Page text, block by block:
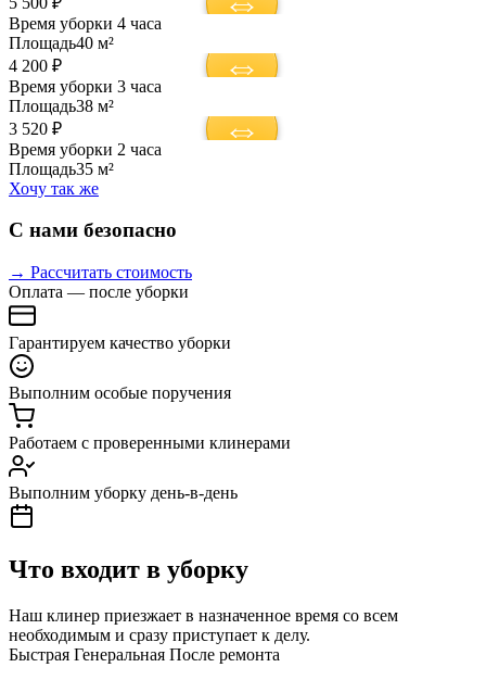
Время уборки 4 часа
Площадь40 м²
4 200 ₽
Время уборки 3 часа
Площадь38 м²
3 520 ₽
Время уборки 2 часа
Площадь35 м²
Хочу так же
С нами безопасно
→ Рассчитать стоимость
Оплата — после уборки
Гарантируем качество уборки
Выполним особые поручения
Работаем с проверенными клинерами
Выполним уборку день-в-день
Что входит в уборку
Наш клинер приезжает в назначенное время со всем
необходимым и сразу приступает к делу.
Быстрая Генеральная После ремонта